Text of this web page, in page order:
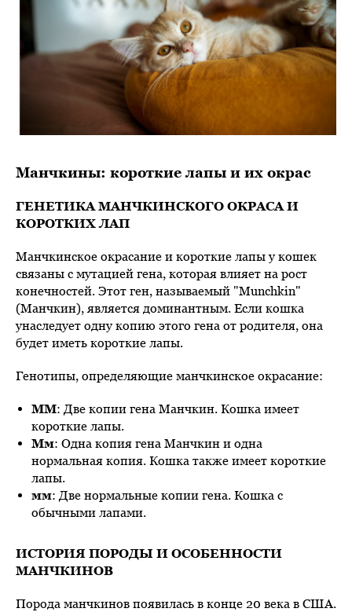
Манчкины: короткие лапы и их окрас
ГЕНЕТИКА МАНЧКИНСКОГО ОКРАСА И
КОРОТКИХ ЛАП
Манчкинское окрасание и короткие лапы у кошек
связаны с мутацией гена, которая влияет на рост
конечностей. Этот ген, называемый "Munchkin"
(Манчкин), является доминантным. Если кошка
унаследует одну копию этого гена от родителя, она
будет иметь короткие лапы.
Генотипы, определяющие манчкинское окрасание:
ММ: Две копии гена Манчкин. Кошка имеет
короткие лапы.
Мм: Одна копия гена Манчкин и одна
нормальная копия. Кошка также имеет короткие
лапы.
мм: Две нормальные копии гена. Кошка с
обычными лапами.
ИСТОРИЯ ПОРОДЫ И ОСОБЕННОСТИ
МАНЧКИНОВ
Порода манчкинов появилась в конце 20 века в США.